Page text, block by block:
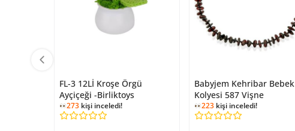
FL-3 12Lİ Kroşe Örgü
Ayçiçeği -Birliktoys
273 kişi inceledi!
Babyjem Kehribar Bebek
Kolyesi 587 Vişne
223 kişi inceledi!